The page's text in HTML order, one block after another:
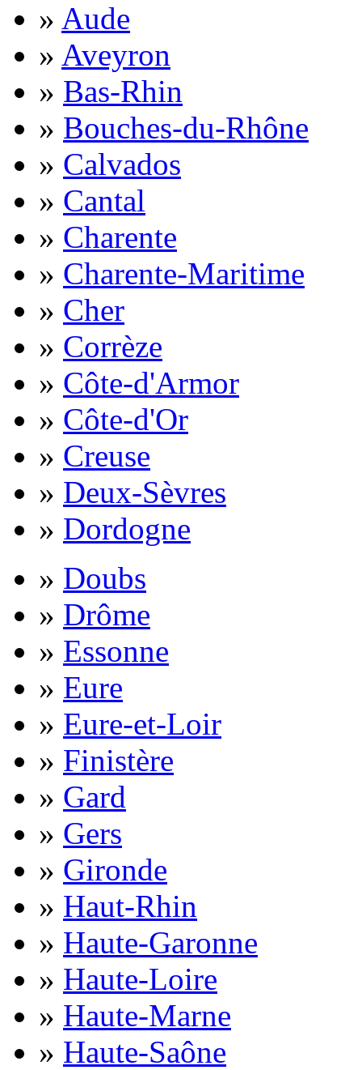
» Aude
» Aveyron
» Bas-Rhin
» Bouches-du-Rhône
» Calvados
» Cantal
» Charente
» Charente-Maritime
» Cher
» Corrèze
» Côte-d'Armor
» Côte-d'Or
» Creuse
» Deux-Sèvres
» Dordogne
» Doubs
» Drôme
» Essonne
» Eure
» Eure-et-Loir
» Finistère
» Gard
» Gers
» Gironde
» Haut-Rhin
» Haute-Garonne
» Haute-Loire
» Haute-Marne
» Haute-Saône